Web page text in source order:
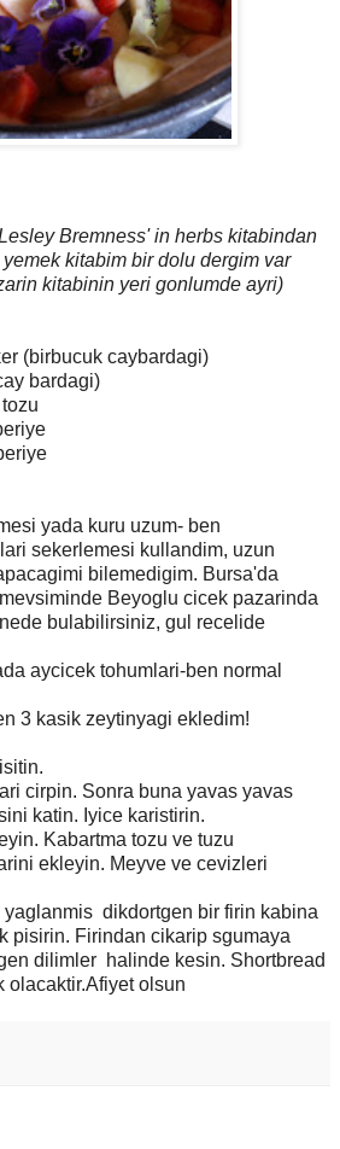
Bremness' in herbs kitabindan
kitabim bir dolu dergim var
kitabinin yeri gonlumde ayri)
(birbucuk caybardagi)
bardagi)
yada kuru uzum- ben
sekerlemesi kullandim, uzun
bilemedigim. Bursa'da
Beyoglu cicek pazarinda
bulabilirsiniz, gul recelide
aycicek tohumlari-ben normal
3 kasik zeytinyagi ekledim!
cirpin. Sonra buna yavas yavas
katin. Iyice karistirin.
Kabartma tozu ve tuzu
ekleyin. Meyve ve cevizleri
dikdortgen bir firin kabina
pisirin. Firindan cikarip sgumaya
dilimler halinde kesin. Shortbread
olacaktir.Afiyet olsun